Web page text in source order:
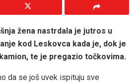
žena nastrdala je jutros u
kod Leskovca kada je, dok je
te je pregazio točkovima.
da se još uvek ispituju sve